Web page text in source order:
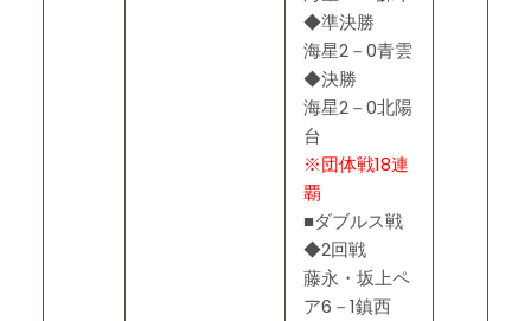
◆準決勝
海星2－0青雲
◆決勝
海星2－0北陽
台
※団体戦18連
覇
■ダブルス戦
◆2回戦
藤永・坂上ペ
ア6－1鎮西